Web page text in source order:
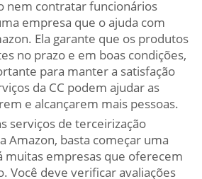
nem contratar funcionários
empresa que o ajuda com
Ela garante que os produtos
no prazo e em boas condições,
para manter a satisfação
da CC podem ajudar as
e alcançarem mais pessoas.
serviços de terceirização
Amazon, basta começar uma
muitas empresas que oferecem
Você deve verificar avaliações